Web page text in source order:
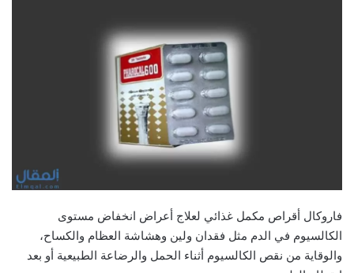
فاروكال أقراص مكمل غذائي لعلاج أعراض انخفاض مستوى
الكالسيوم في الدم مثل فقدان ولين وهشاشة العظام والكساح،
والوقاية من نقص الكالسيوم أثناء الحمل والرضاعة الطبيعية أو بعد